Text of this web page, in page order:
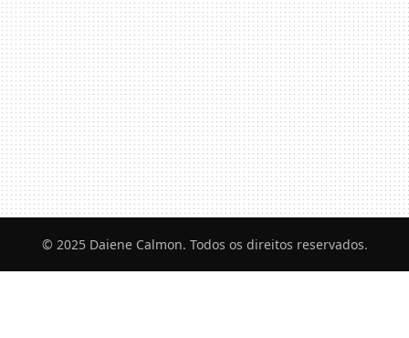
© 2025 Daiene Calmon. Todos os direitos reservados.